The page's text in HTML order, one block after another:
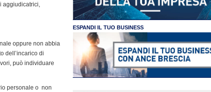
oppure non abbia
dell’incarico di
può individuare
personale o non
ESPANDI IL TUO BUSINESS